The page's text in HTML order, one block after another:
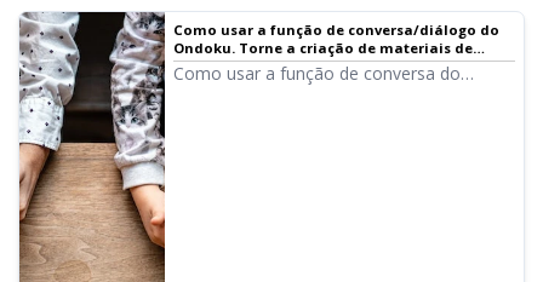
Como usar a função de conversa/diálogo do
Ondoku. Torne a criação de materiais de
escuta e textos longos mais conveniente com
síntese de voz!
Como usar a função de conversa do